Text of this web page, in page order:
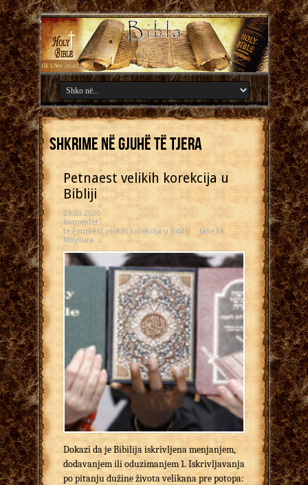
Shkrime në gjuhë të tjera
Petnaest velikih korekcija u
Bibliji
29.03.2020
Komentet
te Petnaest velikih korekcija u Bibliji
Janë të
Mbyllura
Dokazi da je Bibilija iskrivljena menjanjem,
dodavanjem ili oduzimanjem 1. Iskrivljavanja
po pitanju dužine života velikana pre potopa: